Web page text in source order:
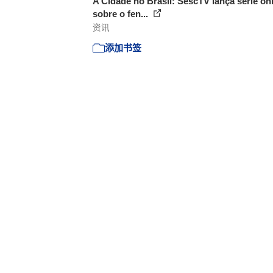
sobre o fen...
资讯
添加书签